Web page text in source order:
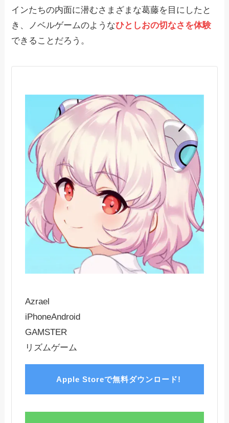
インたちの内面に潜むさまざまな葛藤を目にしたと
き、ノベルゲームのようなひとしおの切なさを体験
できることだろう。
Azrael
iPhoneAndroid
GAMSTER
リズムゲーム
Apple Storeで無料ダウンロード!